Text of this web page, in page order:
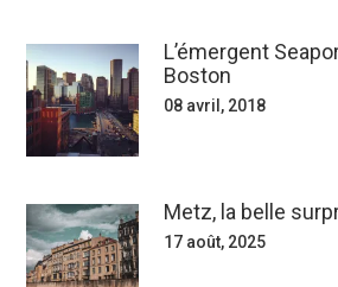
L’émergent
Boston
08 avril, 2018
Metz, la belle
17 août, 2025